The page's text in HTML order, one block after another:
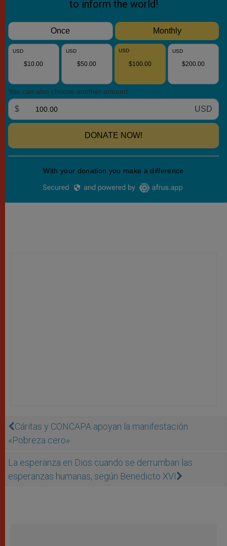
Cáritas y CONCAPA apoyan la manifestación
«Pobreza cero»
La esperanza en Dios cuando se derrumban las
esperanzas humanas, según Benedicto XVI